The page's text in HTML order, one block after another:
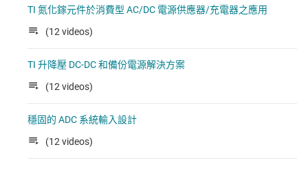
TI 氮化鎵元件於消費型 AC/DC 電源供應器/充電器之應用
(12 videos)
TI 升降壓 DC-DC 和備份電源解決方案
(12 videos)
穩固的 ADC 系統輸入設計
(12 videos)